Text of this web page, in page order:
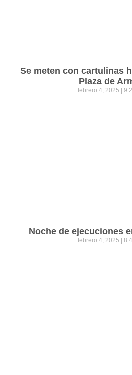
Se meten con cartulinas
Plaza de
febrero 4, 2025
Noche de ejecuciones
febrero 4, 2025